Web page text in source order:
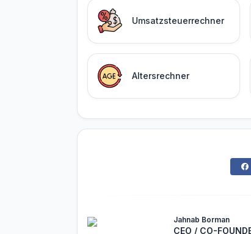
Umsatzsteuerrechner
Altersrechner
Jahnab Borman
CEO / CO-